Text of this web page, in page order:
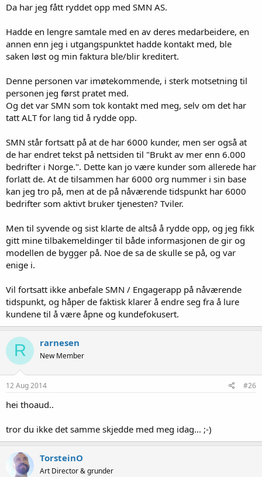
Da har jeg fått ryddet opp med SMN AS.
Hadde en lengre samtale med en av deres medarbeidere, en
annen enn jeg i utgangspunktet hadde kontakt med, ble
saken løst og min faktura ble/blir kreditert.
Denne personen var imøtekommende, i sterk motsetning til
personen jeg først pratet med.
Og det var SMN som tok kontakt med meg, selv om det har
tatt ALT for lang tid å rydde opp.
SMN står fortsatt på at de har 6000 kunder, men ser også at
de har endret tekst på nettsiden til "Brukt av mer enn 6.000
bedrifter i Norge.". Dette kan jo være kunder som allerede har
forlatt de. At de tilsammen har 6000 org nummer i sin base
kan jeg tro på, men at de på nåværende tidspunkt har 6000
bedrifter som aktivt bruker tjenesten? Tviler.
Men til syvende og sist klarte de altså å rydde opp, og jeg fikk
gitt mine tilbakemeldinger til både informasjonen de gir og
modellen de bygger på. Noe de sa de skulle se på, og var
enige i.
Vil fortsatt ikke anbefale SMN / Engagerapp på nåværende
tidspunkt, og håper de faktisk klarer å endre seg fra å lure
kundene til å være åpne og kundefokusert.
R rarnesen
New Member
12 Aug 2014 #26
hei thoaud..
tror du ikke det samme skjedde med meg idag... ;-)
TorsteinO
Art Director & grunder